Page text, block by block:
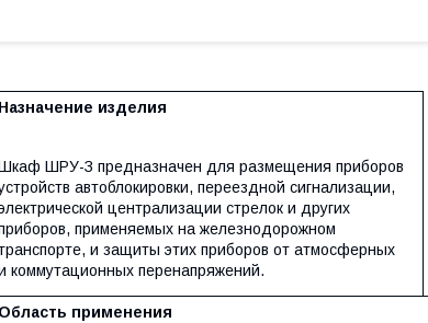
изделия
ШРУ-З предназначен для размещения приборов
автоблокировки, переездной сигнализации,
централизации стрелок и других
применяемых на железнодорожном
и защиты этих приборов от атмосферных
коммутационных перенапряжений.
применения